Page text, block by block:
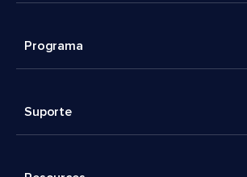
Programa
Suporte